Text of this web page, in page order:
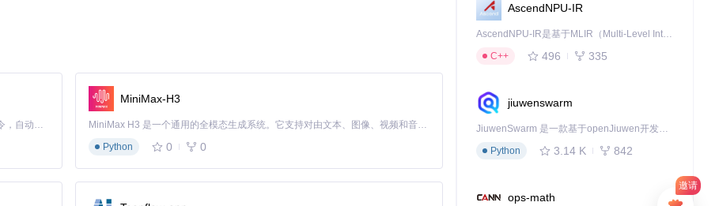
邀请
缺陷
，该版本针对中文显示进行了专项优化
Claude Code 的开源替代方案。连接任意大模型，编辑代码，运行命令，自动验证 — 全自动执行。用 Rust 构建，极致性能。 ｜ An open-source alternative to Claude Code. Connect any LLM, edit code, run commands, and verify changes — autonomously. Built in Rust for speed. Get Started
MiniMax-H3
MiniMax H3 是一个通用的全模态生成系统。它支持对由文本、图像、视频和音频组成的多模态上下文进行统一理解，并能生成分辨率高达 2K、时长可达 15 秒的带原生立体声音频的视频。得益于面向任务泛化的系统设计，H3 在预训练阶段就已具备广泛的多模态上下文理解与生成能力，能够出色地执行复杂的多模态指令。
Python
0 0
AscendNPU-IR
AscendNPU-IR是基于MLIR（Multi-Level Intermediate Representation）构建的，面向昇腾亲和算子编译时使用的中间表示，提供昇腾完备表达能力，通过编译优化提升昇腾AI处理器计算效率，支持通过生态框架使能昇腾AI处理器与深度调优
C++
496 335
jiuwenswarm
JiuwenSwarm 是一款基于openJiuwen开发的智能AI Agent，它能够将大语言模型的强大能力，通过你日常使用的各类通讯应用，直接延伸至你的指尖。
Python
3.14 K 842
ops-math